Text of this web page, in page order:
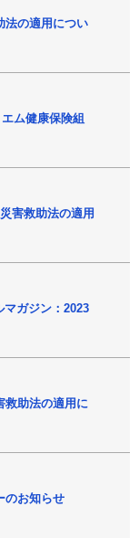
法の適用につい
ム健康保険組
害救助法の適用
ガジン：2023
救助法の適用に
のお知らせ